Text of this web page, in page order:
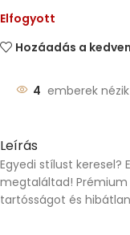
Elfogyott
Hozáadás a
4 emberek
Leírás
Egyedi stílust keresel?
megtaláltad!
tartósságot és